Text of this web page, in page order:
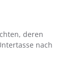
deren
nach